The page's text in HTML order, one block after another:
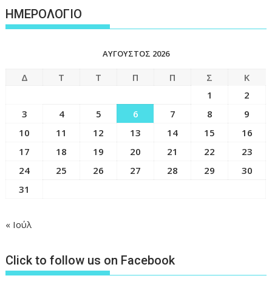
ΗΜΕΡΟΛΟΓΙΟ
ΑΎΓΟΥΣΤΟΣ 2026
Δ Τ Τ Π Π Σ
Κ
1
2
3
4 5 6 7 8
9
10
11 12 13 14 15
16
17
18 19 20 21 22
23
24
25 26 27 28 29
30
31
« Ιούλ
Click to follow us on Facebook